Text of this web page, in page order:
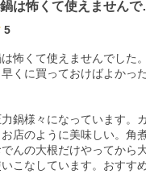
今まで
5
怖くて使えませんでした
くに買っておけばよかっ
鍋様々になっています。
店のように美味しい。角
んの大根だけやってから
こなしています。おすすめ